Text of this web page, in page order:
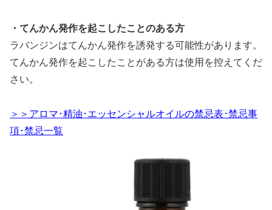
・てんかん発作を起こしたことのある方
ラバンジンはてんかん発作を誘発する可能性があります。
てんかん発作を起こしたことがある方は使用を控えてくだ
さい。
＞＞アロマ･精油･エッセンシャルオイルの禁忌表･禁忌事
項･禁忌一覧